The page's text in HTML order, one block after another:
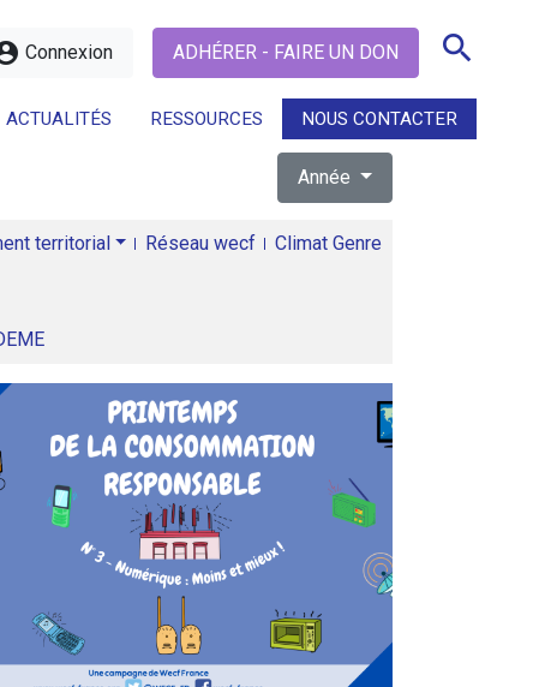
Connexion ADHÉRER - FAIRE UN DON search
ACTUALITÉS RESSOURCES NOUS CONTACTER
search
Année
territorial Réseau wecf Climat Genre